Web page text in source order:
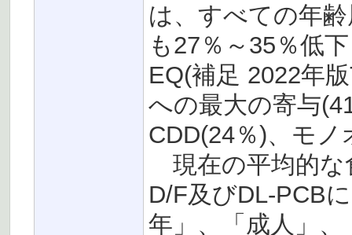
は、すべての年
も27％～35％低
EQ(補足 2022年
への最大の寄与
CDD(24％)、モ
現在の平均的な
D/F及びDL-PCB
年」、「成人」